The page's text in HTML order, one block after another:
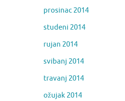
prosinac 2014
studeni 2014
rujan 2014
svibanj 2014
travanj 2014
ožujak 2014